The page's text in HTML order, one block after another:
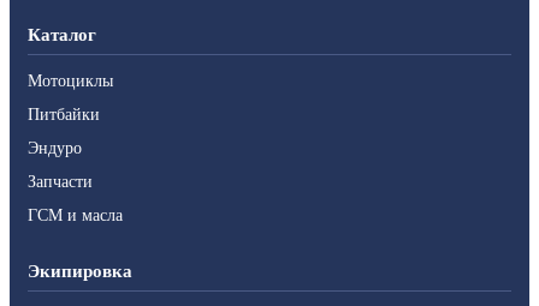
Каталог
Мотоциклы
Питбайки
Эндуро
Запчасти
ГСМ и масла
Экипировка